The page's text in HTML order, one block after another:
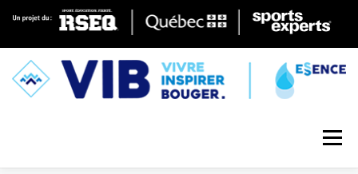
Skip to content
Menu